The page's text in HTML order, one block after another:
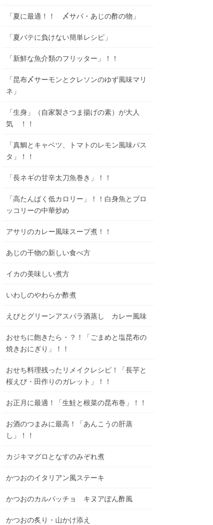
「夏に最適！！ 〆サバ・あじの酢の物」
「夏バテに負けない簡単レシピ」
「新鮮な魚介類のフリッター」！！
「昆布〆サーモンとクレソンのゆず風味マリ
ネ」
「生身」（自家製さつま揚げの素）が大人
気 ！！
「真鯛とキャベツ、トマトのレモン風味パス
タ」！！
「長ネギの甘辛太刀魚巻き」！！
「高たんぱく低カロリー」！！白身魚とブロ
ッコリーの中華炒め
アサリのカレー風味スープ煮！！
あじの干物の新しい食べ方
イカの美味しい煮方
いわしのやわらか酢煮
えびとグリーンアスパラ酒蒸し カレー風味
おせちに飽きたら・？！「ごまめと塩昆布の
焼きおにぎり」！！
おせち料理残ったリメイクレシピ！「長芋と
桜えび・田作りのガレット」！！
お正月に最適！「生鮭と根菜の昆布巻」！！
お酒のつまみに最高！「あんこうの肝蒸
し」！！
カジキマグロとなすのみぞれ煮
かつおのイタリアン風ステーキ
かつおのカルパッチョ キヌアぽん酢風
かつおの炙り・山かけ添え